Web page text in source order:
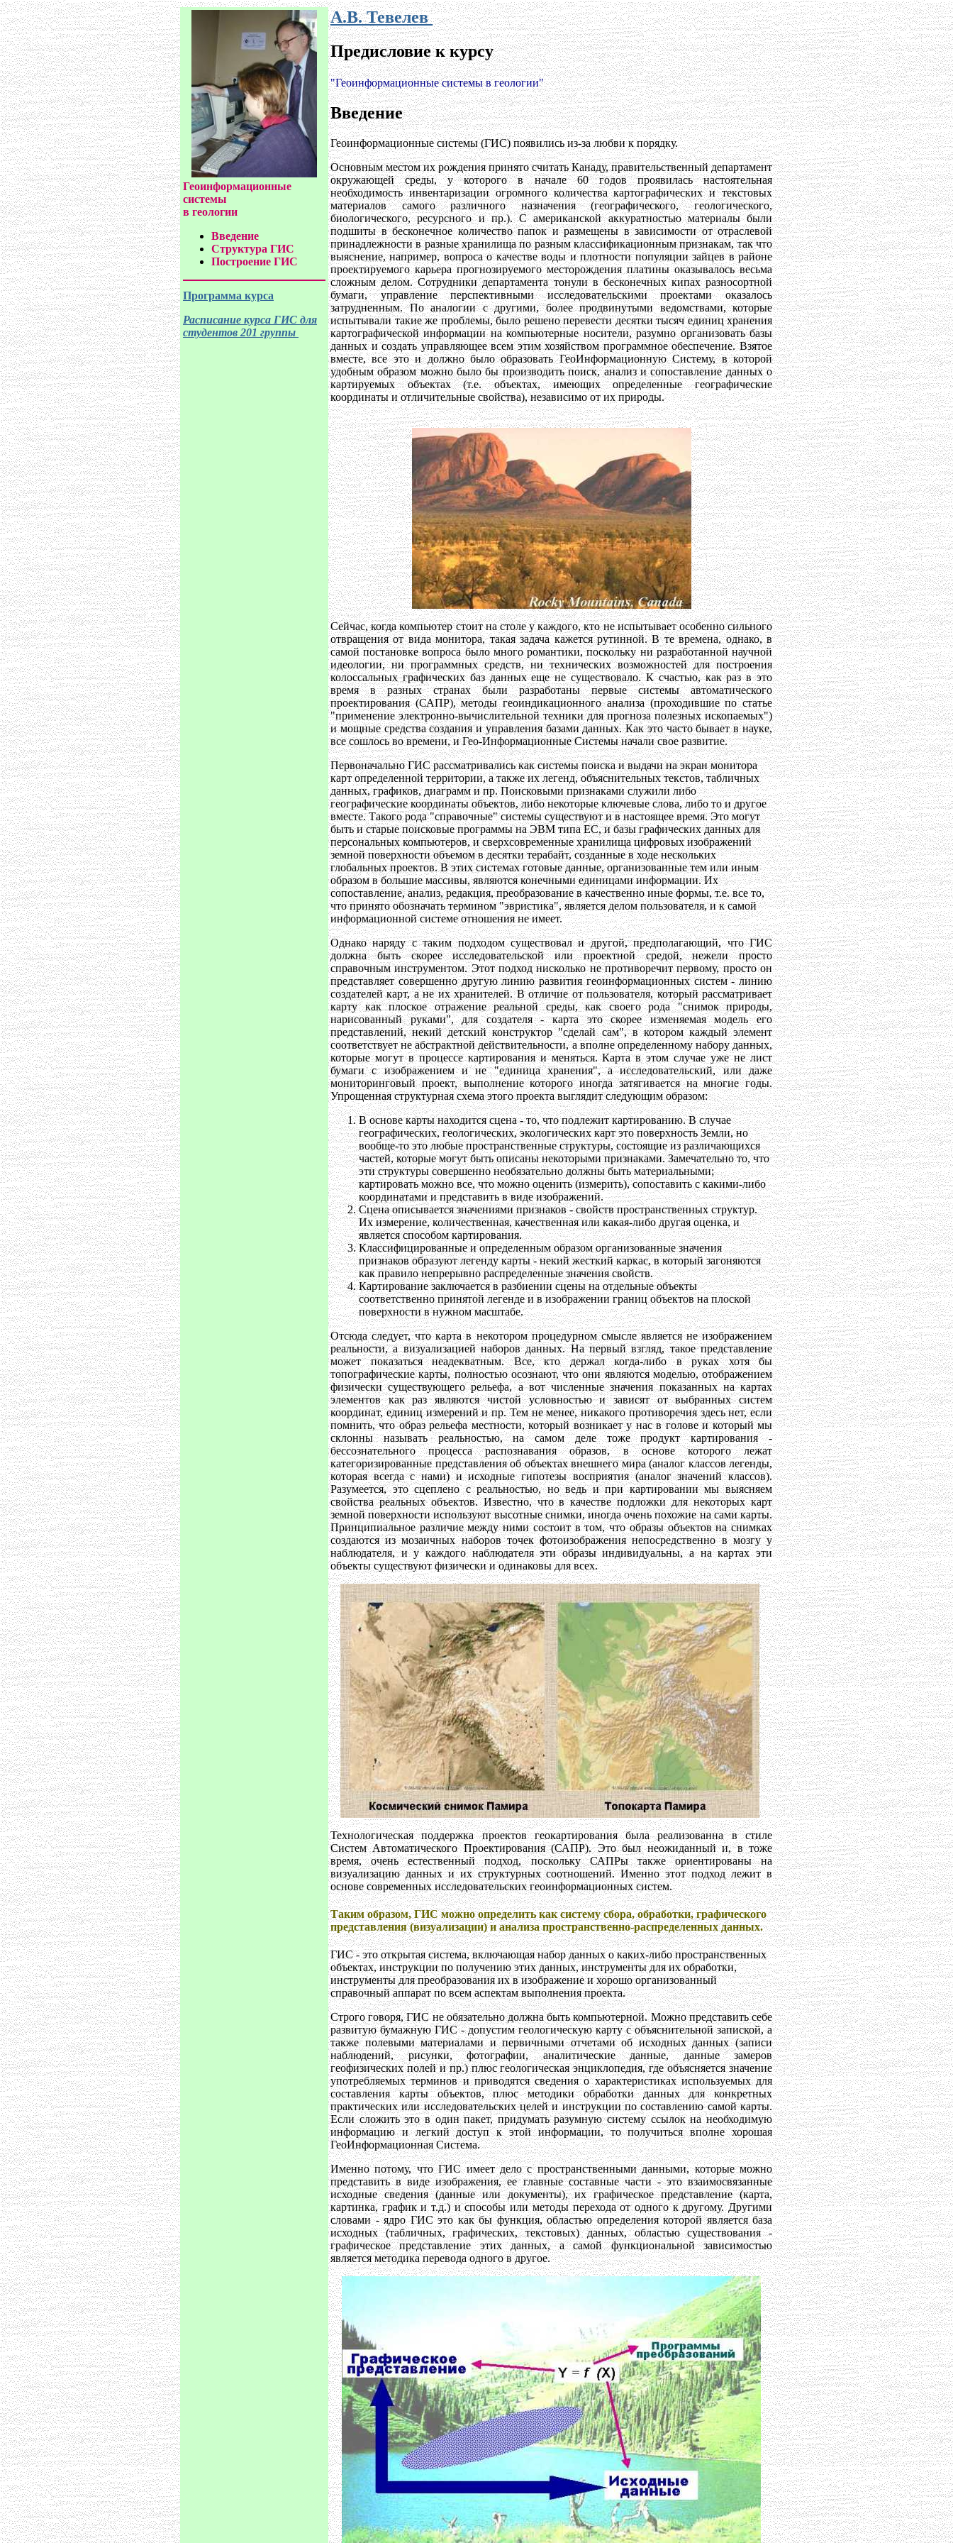
Геоинформационные
системы
в геологии
Введение
Структура ГИС
Построение ГИС
Программа курса
Расписание курса ГИС для
студентов 201 группы
А.В. Тевелев
Предисловие к курсу
"Геоинформационные системы в геологии"
Введение
Геоинформационные системы (ГИС) появились из-за любви к порядку.
Основным местом их рождения принято считать Канаду, правительственный департамент
окружающей среды, у которого в начале 60 годов проявилась настоятельная
необходимость инвентаризации огромного количества картографических и текстовых
материалов самого различного назначения (географического, геологического,
биологического, ресурсного и пр.). С американской аккуратностью материалы были
подшиты в бесконечное количество папок и размещены в зависимости от отраслевой
принадлежности в разные хранилища по разным классификационным признакам, так что
выяснение, например, вопроса о качестве воды и плотности популяции зайцев в районе
проектируемого карьера прогнозируемого месторождения платины оказывалось весьма
сложным делом. Сотрудники департамента тонули в бесконечных кипах разносортной
бумаги, управление перспективными исследовательскими проектами оказалось
затрудненным. По аналогии с другими, более продвинутыми ведомствами, которые
испытывали такие же проблемы, было решено перевести десятки тысяч единиц хранения
картографической информации на компьютерные носители, разумно организовать базы
данных и создать управляющее всем этим хозяйством программное обеспечение. Взятое
вместе, все это и должно было образовать ГеоИнформационную Систему, в которой
удобным образом можно было бы производить поиск, анализ и сопоставление данных о
картируемых объектах (т.е. объектах, имеющих определенные географические
координаты и отличительные свойства), независимо от их природы.
Сейчас, когда компьютер стоит на столе у каждого, кто не испытывает особенно сильного
отвращения от вида монитора, такая задача кажется рутинной. В те времена, однако, в
самой постановке вопроса было много романтики, поскольку ни разработанной научной
идеологии, ни программных средств, ни технических возможностей для построения
колоссальных графических баз данных еще не существовало. К счастью, как раз в это
время в разных странах были разработаны первые системы автоматического
проектирования (САПР), методы геоиндикационного анализа (проходившие по статье
"применение электронно-вычислительной техники для прогноза полезных ископаемых")
и мощные средства создания и управления базами данных. Как это часто бывает в науке,
все сошлось во времени, и Гео-Информационные Системы начали свое развитие.
Первоначально ГИС рассматривались как системы поиска и выдачи на экран монитора
карт определенной территории, а также их легенд, объяснительных текстов, табличных
данных, графиков, диаграмм и пр. Поисковыми признаками служили либо
географические координаты объектов, либо некоторые ключевые слова, либо то и другое
вместе. Такого рода "справочные" системы существуют и в настоящее время. Это могут
быть и старые поисковые программы на ЭВМ типа ЕС, и базы графических данных для
персональных компьютеров, и сверхсовременные хранилища цифровых изображений
земной поверхности объемом в десятки терабайт, созданные в ходе нескольких
глобальных проектов. В этих системах готовые данные, организованные тем или иным
образом в большие массивы, являются конечными единицами информации. Их
сопоставление, анализ, редакция, преобразование в качественно иные формы, т.е. все то,
что принято обозначать термином "эвристика", является делом пользователя, и к самой
информационной системе отношения не имеет.
Однако наряду с таким подходом существовал и другой, предполагающий, что ГИС
должна быть скорее исследовательской или проектной средой, нежели просто
справочным инструментом. Этот подход нисколько не противоречит первому, просто он
представляет совершенно другую линию развития геоинформационных систем - линию
создателей карт, а не их хранителей. В отличие от пользователя, который рассматривает
карту как плоское отражение реальной среды, как своего рода "снимок природы,
нарисованный руками", для создателя - карта это скорее изменяемая модель его
представлений, некий детский конструктор "сделай сам", в котором каждый элемент
соответствует не абстрактной действительности, а вполне определенному набору данных,
которые могут в процессе картирования и меняться. Карта в этом случае уже не лист
бумаги с изображением и не "единица хранения", а исследовательский, или даже
мониторинговый проект, выполнение которого иногда затягивается на многие годы.
Упрощенная структурная схема этого проекта выглядит следующим образом:
В основе карты находится сцена - то, что подлежит картированию. В случае
географических, геологических, экологических карт это поверхность Земли, но
вообще-то это любые пространственные структуры, состоящие из различающихся
частей, которые могут быть описаны некоторыми признаками. Замечательно то, что
эти структуры совершенно необязательно должны быть материальными;
картировать можно все, что можно оценить (измерить), сопоставить с какими-либо
координатами и представить в виде изображений.
Сцена описывается значениями признаков - свойств пространственных структур.
Их измерение, количественная, качественная или какая-либо другая оценка, и
является способом картирования.
Классифицированные и определенным образом организованные значения
признаков образуют легенду карты - некий жесткий каркас, в который загоняются
как правило непрерывно распределенные значения свойств.
Картирование заключается в разбиении сцены на отдельные объекты
соответственно принятой легенде и в изображении границ объектов на плоской
поверхности в нужном масштабе.
Отсюда следует, что карта в некотором процедурном смысле является не изображением
реальности, а визуализацией наборов данных. На первый взгляд, такое представление
может показаться неадекватным. Все, кто держал когда-либо в руках хотя бы
топографические карты, полностью осознают, что они являются моделью, отображением
физически существующего рельефа, а вот численные значения показанных на картах
элементов как раз являются чистой условностью и зависят от выбранных систем
координат, единиц измерений и пр. Тем не менее, никакого противоречия здесь нет, если
помнить, что образ рельефа местности, который возникает у нас в голове и который мы
склонны называть реальностью, на самом деле тоже продукт картирования -
бессознательного процесса распознавания образов, в основе которого лежат
категоризированные представления об объектах внешнего мира (аналог классов легенды,
которая всегда с нами) и исходные гипотезы восприятия (аналог значений классов).
Разумеется, это сцеплено с реальностью, но ведь и при картировании мы выясняем
свойства реальных объектов. Известно, что в качестве подложки для некоторых карт
земной поверхности используют высотные снимки, иногда очень похожие на сами карты.
Принципиальное различие между ними состоит в том, что образы объектов на снимках
создаются из мозаичных наборов точек фотоизображения непосредственно в мозгу у
наблюдателя, и у каждого наблюдателя эти образы индивидуальны, а на картах эти
объекты существуют физически и одинаковы для всех.
Технологическая поддержка проектов геокартирования была реализованна в стиле
Систем Автоматического Проектирования (САПР). Это был неожиданный и, в тоже
время, очень естественный подход, поскольку САПРы также ориентированы на
визуализацию данных и их структурных соотношений. Именно этот подход лежит в
основе современных исследовательских геоинформационных систем.
Таким образом, ГИС можно определить как систему сбора, обработки, графического
представления (визуализации) и анализа пространственно-распределенных данных.
ГИС - это открытая система, включающая набор данных о каких-либо пространственных
объектах, инструкции по получению этих данных, инструменты для их обработки,
инструменты для преобразования их в изображение и хорошо организованный
справочный аппарат по всем аспектам выполнения проекта.
Строго говоря, ГИС не обязательно должна быть компьютерной. Можно представить себе
развитую бумажную ГИС - допустим геологическую карту с объяснительной запиской, а
также полевыми материалами и первичными отчетами об исходных данных (записи
наблюдений, рисунки, фотографии, аналитические данные, данные замеров
геофизических полей и пр.) плюс геологическая энциклопедия, где объясняется значение
употребляемых терминов и приводятся сведения о характеристиках используемых для
составления карты объектов, плюс методики обработки данных для конкретных
практических или исследовательских целей и инструкции по составлению самой карты.
Если сложить это в один пакет, придумать разумную систему ссылок на необходимую
информацию и легкий доступ к этой информации, то получиться вполне хорошая
ГеоИнформационная Система.
Именно потому, что ГИС имеет дело с пространственными данными, которые можно
представить в виде изображения, ее главные составные части - это взаимосвязанные
исходные сведения (данные или документы), их графическое представление (карта,
картинка, график и т.д.) и способы или методы перехода от одного к другому. Другими
словами - ядро ГИС это как бы функция, областью определения которой является база
исходных (табличных, графических, текстовых) данных, областью существования -
графическое представление этих данных, а самой функциональной зависимостью
является методика перевода одного в другое.